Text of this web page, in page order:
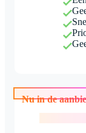
Nu in de